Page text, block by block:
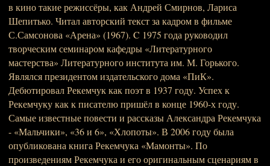
в кино такие режиссёры, как Андрей Смирнов, Лариса
Шепитько. Читал авторский текст за кадром в фильме
С.Самсонова «Арена» (1967). C 1975 года руководил
творческим семинаром кафедры «Литературного
мастерства» Литературного института им. М. Горького.
Являлся президентом издательского дома «ПиК».
Дебютировал Рекемчук как поэт в 1937 году. Успех к
Рекемчуку как к писателю пришёл в конце 1960-х году.
Самые известные повести и рассказы Александра Рекемчука
- «Мальчики», «36 и 6», «Хлопоты». В 2006 году была
опубликована книга Рекемчука «Мамонты». По
произведениям Рекемчука и его оригинальным сценариям в